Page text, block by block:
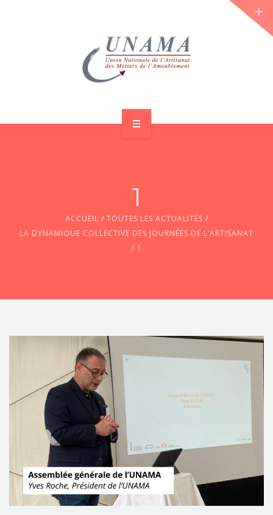
ACTUS & DOSSIERS
1
ACCUEIL / TOUTES LES ACTUALITÉS /
LA DYNAMIQUE COLLECTIVE DES JOURNÉES DE L’ARTISANAT
/ 1